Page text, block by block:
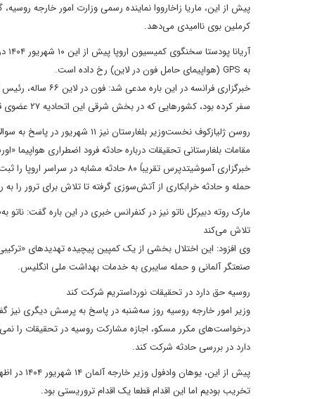
پیش از این، ماریا زاخارووا نماینده رسمی وزارت امور خارجه
کرملین بوی ناامیدی می‌دهد.
به GPS (هواپیمای حامل فون در لاین) رخ داده است.
خبرگزاری
سفر کرده بود، کشورهایی که در بخش شرقی این اتحادیه ۲۷ عضوی قرار دارند و بیشتر در معرض «تهدیدات ترکیبی روسیه» مواجه اند.
روسن ژلیازکوف نخست‌وزیر
مقامات بلغارستانی تحقیقات درباره حادثه فرود اضطراری هواپیما
خبرگزاری آسوشیتدپرس تقریباً ۸۰ حادثه
حمله و حادثه خرابکاری از آتش‌سوزی گرفته تا تلاش برای ترور را
مارک روته دبیرکل ناتو نیز در کنفرانس خبری در این باره گفت:
تلاش می‌کند
وی افزود: این اختلال بخشی از یک کمپین پیچیده تهدیدهای
صنعتگر آلمانی و حمله سایبری به خدمات بهداشت ملی انگلیس.
روسیه حق دارد در تحقیقات نورداستریم شرکت کند
وزیر امور خارجه روسیه روز سه‌شنبه در پاسخ به پرسش دیگری نیز
درخواست‌های مکرر مسکو، اجازه مشارکت روسیه در تحقیقات را
دارد در بررسی حادثه شرکت کند.
تخریب بودیم اما این اقدام قطعا یک اقدام تروریستی بود.